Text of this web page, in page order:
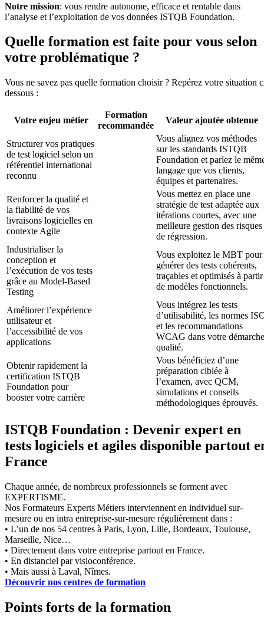
Notre mission: vous rendre autonome, efficace et rentable dans
l’analyse et l’exploitation de vos données ISTQB Foundation.
Quelle formation est faite pour vous selon
votre problématique ?
Vous ne savez pas quelle formation choisir ? Repérez votre situation
dessous :
Votre enjeu métier
Formation
recommandée
Valeur ajoutée obtenue
Structurer vos pratiques
de test logiciel selon un
référentiel international
reconnu
Vous alignez vos méthodes
sur les standards ISTQB
Foundation et parlez le
langage que vos clients,
équipes et partenaires.
Renforcer la qualité et
la fiabilité de vos
livraisons logicielles en
contexte Agile
Vous mettez en place une
stratégie de test adaptée aux
itérations courtes, avec une
meilleure gestion des risques
de régression.
Industrialiser la
conception et
l’exécution de vos tests
grâce au Model-Based
Testing
Vous exploitez le MBT pour
générer des tests cohérents,
traçables et optimisés à partir
de modèles fonctionnels.
Améliorer l’expérience
utilisateur et
l’accessibilité de vos
applications
Vous intégrez les tests
d’utilisabilité, les normes
et les recommandations
WCAG dans votre démarche
qualité.
Obtenir rapidement la
certification ISTQB
Foundation pour
booster votre carrière
Vous bénéficiez d’une
préparation ciblée à
l’examen, avec QCM,
simulations et conseils
méthodologiques éprouvés.
ISTQB Foundation : Devenir expert en
tests logiciels et agiles disponible partout
France
Chaque année, de nombreux professionnels se forment avec
EXPERTISME.
Nos Formateurs Experts Métiers interviennent en individuel sur-
mesure ou en intra entreprise-sur-mesure régulièrement dans :
• L’un de nos 54 centres à Paris, Lyon, Lille, Bordeaux, Toulouse,
Marseille, Nice…
• Directement dans votre entreprise partout en France.
• En distanciel par visioconférence.
• Mais aussi à Laval, Nîmes.
Découvrir nos centres de formation
Points forts de la formation